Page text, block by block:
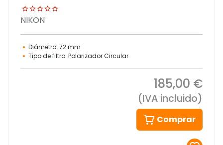
NIKON
Diámetro: 72 mm
Tipo de filtro: Polarizador Circular
185,00 €
(IVA incluido)
Comprar